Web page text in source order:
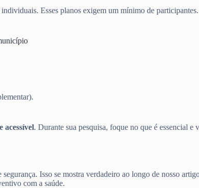
Esses planos exigem um mínimo de
acessível. Durante sua pesquisa, foque no que é essencial
Isso se mostra verdadeiro ao longo de nosso
com a saúde.